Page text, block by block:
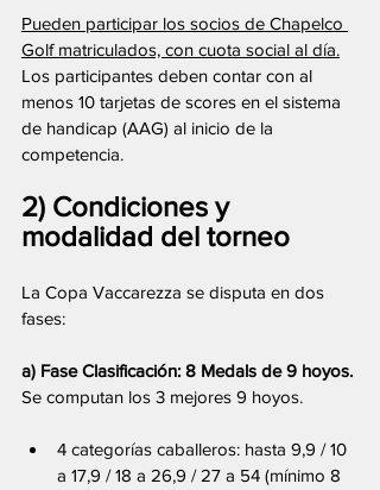
Pueden participar los socios de Chapelco
Golf matriculados, con cuota social al día.
Los participantes deben contar con al
menos 10 tarjetas de scores en el sistema
de handicap (AAG) al inicio de la
competencia.
2) Condiciones y
modalidad del torneo
La Copa Vaccarezza se disputa en dos
fases:
a) Fase Clasificación: 8 Medals de 9 hoyos.
Se computan los 3 mejores 9 hoyos.
4 categorías caballeros: hasta 9,9 / 10
a 17,9 / 18 a 26,9 / 27 a 54 (mínimo 8